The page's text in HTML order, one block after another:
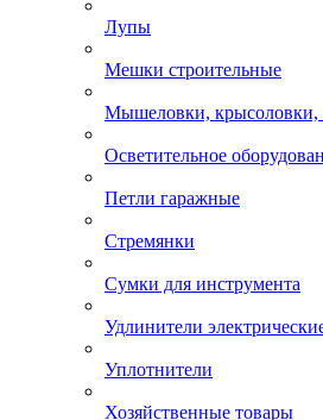
Лупы
Мешки строительные
Мышеловки, крысоловки,
Осветительное
Петли гаражные
Стремянки
Сумки для инструмента
Удлинители
Уплотнители
Хозяйственные товары